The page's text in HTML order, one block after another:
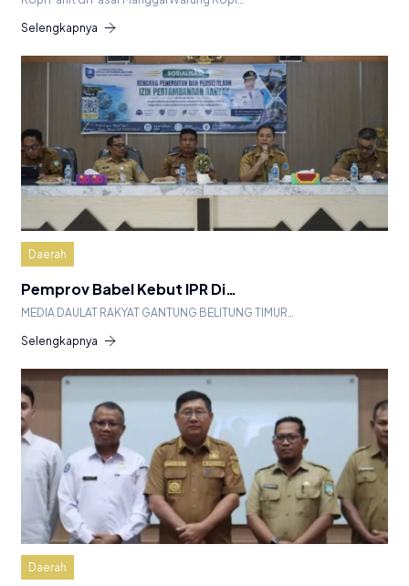
Selengkapnya
Daerah
Pemprov Babel Kebut IPR Di…
MEDIA DAULAT RAKYAT GANTUNG BELITUNG TIMUR…
Selengkapnya
Daerah